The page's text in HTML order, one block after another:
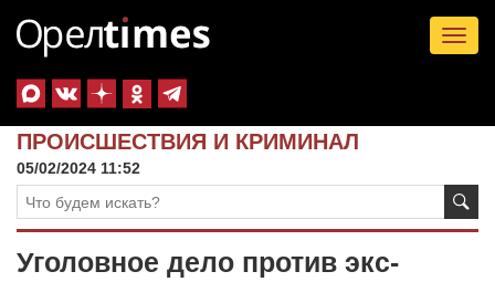
ПРОИСШЕСТВИЯ И КРИМИНАЛ
05/02/2024 11:52
Уголовное дело против экс-